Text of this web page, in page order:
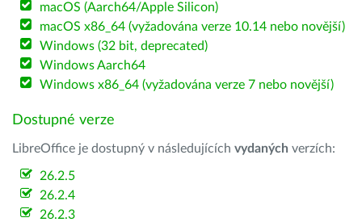
macOS (Aarch64/Apple Silicon)
macOS x86_64 (vyžadována verze 10.14 nebo novější)
Windows (32 bit, deprecated)
Windows Aarch64
Windows x86_64 (vyžadována verze 7 nebo novější)
Dostupné verze
LibreOffice je dostupný v následujících vydaných verzích:
26.2.5
26.2.4
26.2.3